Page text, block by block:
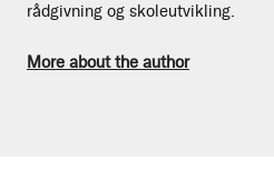
rådgivning og skoleutvikling.
More about the author